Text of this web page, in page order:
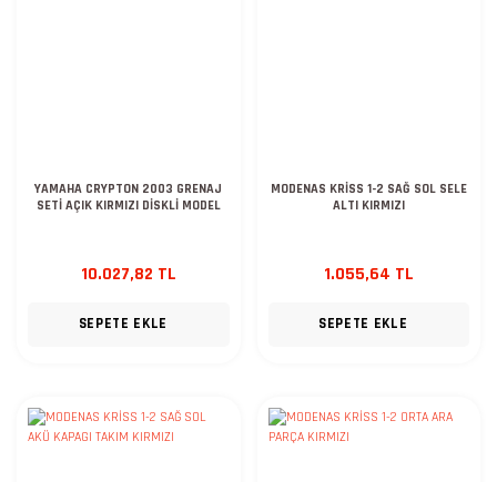
YAMAHA CRYPTON 2003 GRENAJ
SETİ AÇIK KIRMIZI DİSKLİ MODEL
10.027,82 TL
SEPETE EKLE
MODENAS KRİSS 1-2 SAĞ SOL SELE
ALTI KIRMIZI
1.055,64 TL
SEPETE EKLE